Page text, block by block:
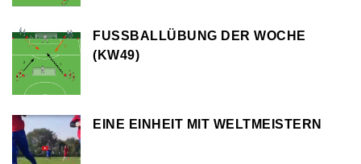
FUSSBALLÜBUNG DER WOCHE (
KW49)
EINE EINHEIT MIT WELTMEISTERN